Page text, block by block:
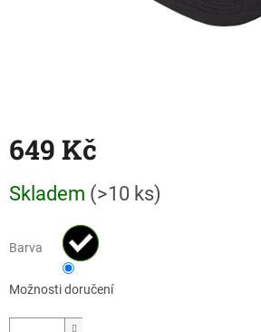
649 Kč
cena:
Skladem (>10 ks)
Barva
Možnosti doručení